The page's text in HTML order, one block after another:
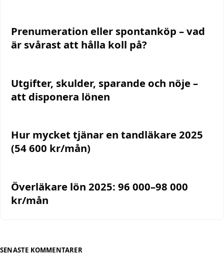
Prenumeration eller spontanköp – vad
är svårast att hålla koll på?
Utgifter, skulder, sparande och nöje –
att disponera lönen
Hur mycket tjänar en tandläkare 2025
(54 600 kr/mån)
Överläkare lön 2025: 96 000–98 000
kr/mån
SENASTE KOMMENTARER